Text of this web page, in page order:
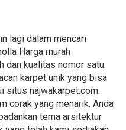
lagi dalam mencari
Harga murah
dan kualitas nomor satu.
karpet unik yang bisa
situs najwakarpet.com.
corak yang menarik. Anda
tema arsitektur